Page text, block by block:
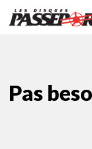
Pas